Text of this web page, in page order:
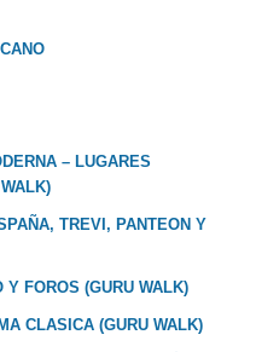
– LUGARES
TREVI, PANTEON Y
Y FOROS (GURU WALK)
CLASICA (GURU WALK)